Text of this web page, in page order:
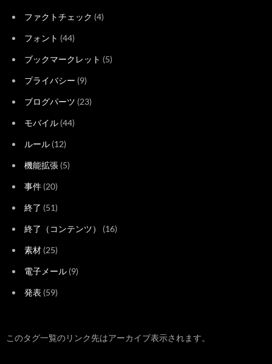
ファクトチェック (4)
フォント (44)
ブックマークレット (5)
プライバシー (9)
ブログパーツ (23)
モバイル (44)
ルール (12)
機能拡張 (5)
事件 (20)
終了 (51)
終了（コンテンツ） (16)
素材 (25)
電子メール (9)
発表 (59)
このタグ一覧のリンク先はアーカイブ表示されます。